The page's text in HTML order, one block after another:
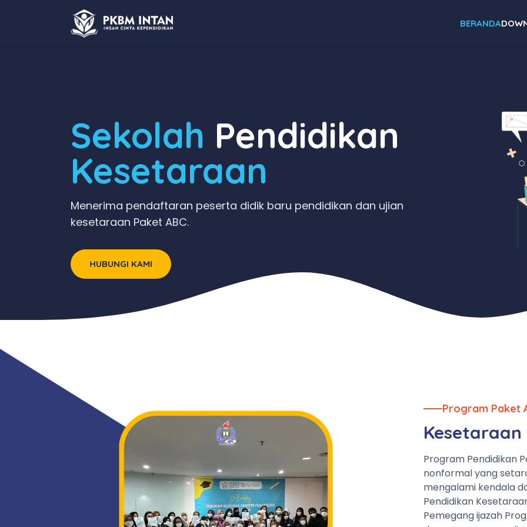
BERANDA
Sekolah Pendidikan
Kesetaraan
Menerima pendaftaran peserta didik baru pendidikan dan ujian
kesetaraan Paket ABC.
HUBUNGI KAMI
Program Paket
Kesetaraan
Program Pendidikan
nonformal yang
mengalami kendala
Pendidikan
Pemegang ijazah